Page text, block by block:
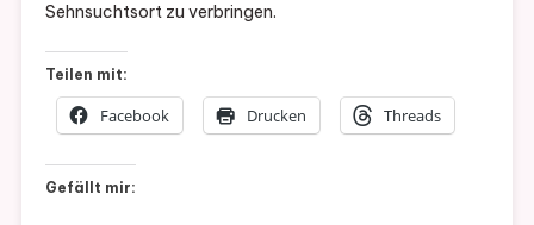
Sehnsuchtsort zu verbringen.
Teilen mit:
Facebook Drucken Threads
Gefällt mir: